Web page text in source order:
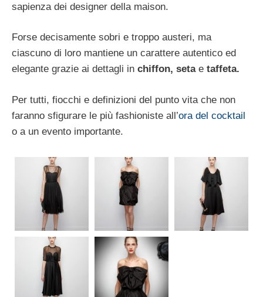
sapienza dei designer della maison.
Forse decisamente sobri e troppo austeri, ma
ciascuno di loro mantiene un carattere autentico ed
elegante grazie ai dettagli in chiffon, setae taffeta.
Per tutti, fiocchi e definizioni del punto vita che non
faranno sfigurare le più fashioniste all’ora del cocktail
o a un evento importante.